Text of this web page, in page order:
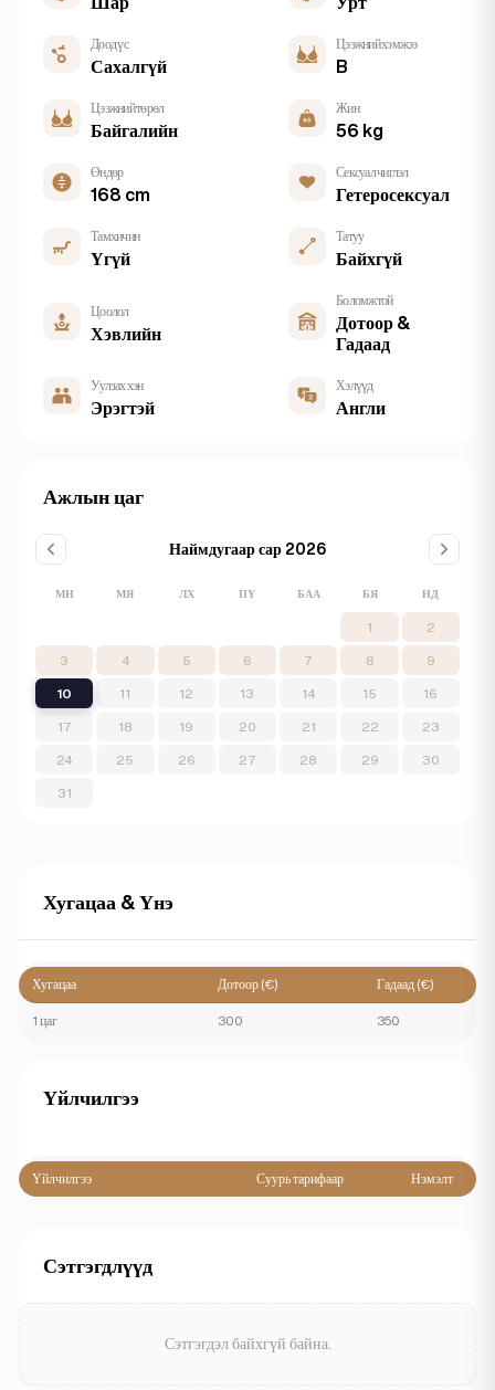
Доод үс
Сахалгүй
Цээжний хэмжээ
B
Цээжний төрөл
Байгалийн
Жин
56 kg
Өндөр
168 cm
Сексуал чиглэл
Гетеросексуал
Тамхичин
Үгүй
Татуу
Байхгүй
Цоолол
Хэвлийн
Боломжтой
Дотоор &
Гадаад
Уулзах хэн
Эрэгтэй
Хэлүүд
Англи
Ажлын цаг
Наймдугаар сар 2026
МН МЯ ЛХ ПҮ БАА БЯ НД
1 2
3 4 5 6 7 8 9
10 11 12 13 14 15 16
17 18 19 20 21 22 23
24 25 26 27 28 29 30
31
Хугацаа & Үнэ
Хугацаа Дотоор (€) Гадаад (€)
1 цаг 300 350
Үйлчилгээ
Үйлчилгээ Суурь тарифаар Нэмэлт
Сэтгэгдлүүд
Сэтгэгдэл байхгүй байна.